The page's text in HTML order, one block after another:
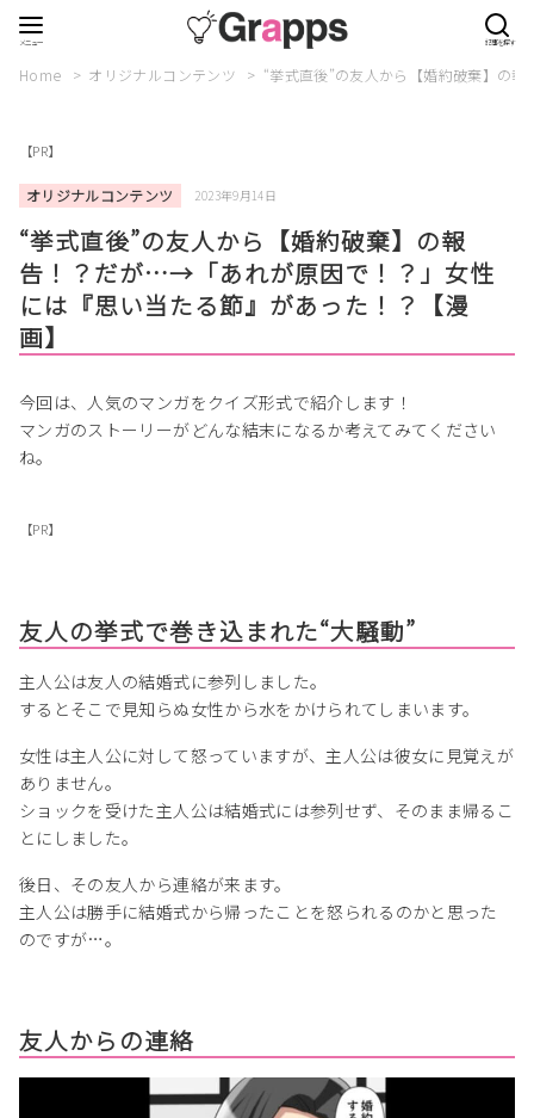
Home オリジナルコンテンツ “挙式直後”の友人から【婚約破棄】の
【PR】
オリジナルコンテンツ 2023年9月14日
“挙式直後”の友人から【婚約破棄】の報
告！？だが…→「あれが原因で！？」女性
には『思い当たる節』があった！？【漫
画】
今回は、人気のマンガをクイズ形式で紹介します！
マンガのストーリーがどんな結末になるか考えてみてください
ね。
【PR】
友人の挙式で巻き込まれた“大騒動”
主人公は友人の結婚式に参列しました。
するとそこで見知らぬ女性から水をかけられてしまいます。
女性は主人公に対して怒っていますが、主人公は彼女に見覚えが
ありません。
ショックを受けた主人公は結婚式には参列せず、そのまま帰るこ
とにしました。
後日、その友人から連絡が来ます。
主人公は勝手に結婚式から帰ったことを怒られるのかと思った
のですが…。
友人からの連絡